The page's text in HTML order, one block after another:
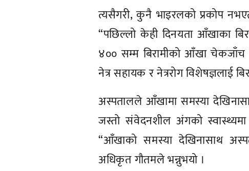
त्यसैगरी, कुनै भाइरलको प्रकोप
“पछिल्लो केही दिनयता आँखाका
४०० सम्म बिरामीको आँखा चेकजाँच
नेत्र सहायक र नेत्ररोग विशेषज्ञलाई
अस्पतालले आँखामा समस्या
जस्तो संवेदनशील अंगको
“आँखाको समस्या देखिनासाथ
अधिकृत गौतमले भन्नुभयो ।